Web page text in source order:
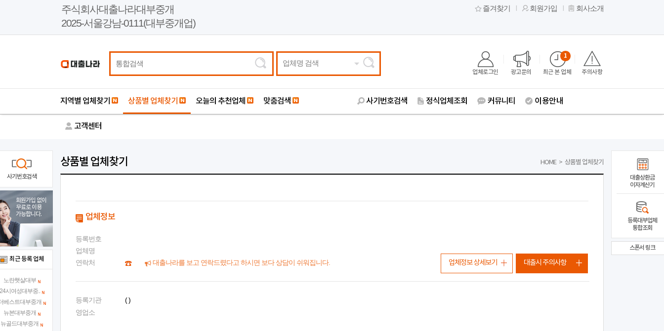
주식회사대출나라대부중개
2025-서울강남-0111(대부중개업)
즐겨찾기 회원가입 회사소개
업체명 검색
업체로그인 광고문의 최근 본 업체
1
주의사항
지역별 업체찾기 상품별 업체찾기 오늘의 추천업체 맞춤검색 사기번호검색 정식업체조회 커뮤니티 이용안내
고객센터
상품별 업체찾기 HOME > 상품별 업체찾기
업체정보
등록번호
업체명
연락처
대출나라를 보고 연락드렸다고 하시면 보다 상담이 쉬워집니다.
등록기관
( )
영업소
업체정보 상세보기 대출시 주의사항
사기번호검색
회원가입 없이
무료로 이용
가능합니다.
최근 등록 업체
노란햇살대부
시여성대부중..
베스트대부중개
뉴본대부중개
뉴골드대부중개
대출상환금
이자계산기
등록대부업체
통합조회
스폰서 링크